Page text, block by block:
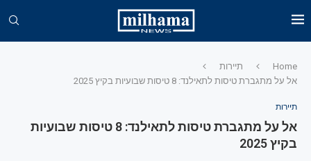
Home
תיירות
אל על מתגברת טיסות לתאילנד: 8 טיסות שבועיות בקיץ 2025
תיירות
אל על מתגברת טיסות לתאילנד: 8 טיסות שבועיות
בקיץ 2025